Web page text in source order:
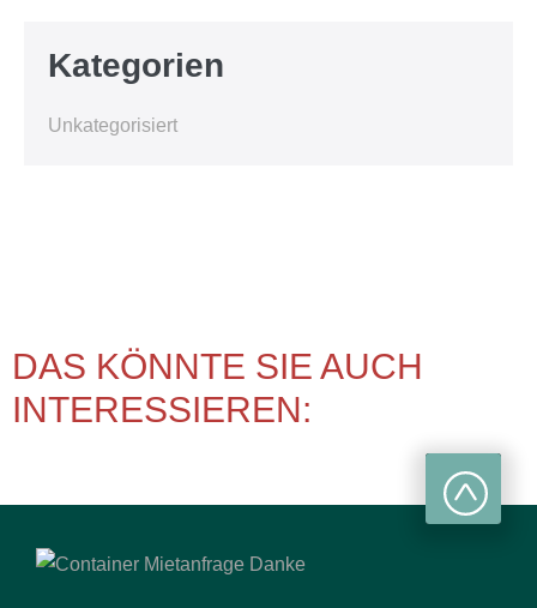
Kategorien
Unkategorisiert
DAS KÖNNTE SIE AUCH
INTERESSIEREN: